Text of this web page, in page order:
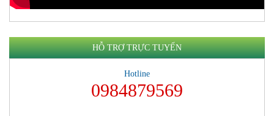
HỖ TRỢ TRỰC TUYẾN
Hotline
0984879569